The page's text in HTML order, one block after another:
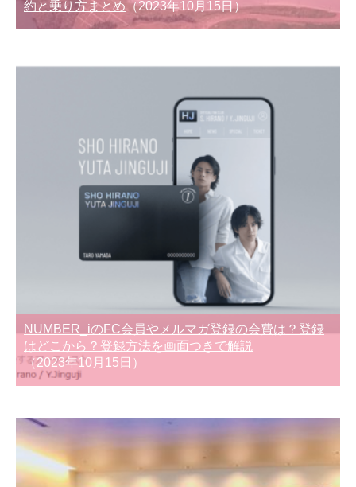
約と乗り方まとめ （2023年10月15日）
NUMBER_iのFC会員やメルマガ登録の会費は？登録
はどこから？登録方法を画面つきで解説
（2023年10月15日）